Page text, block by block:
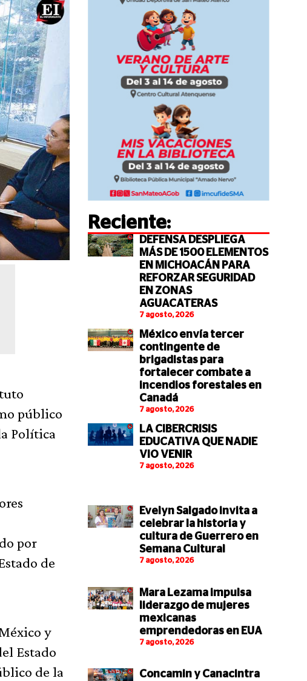
público
Política
por
de
y
Estado
de la
Reciente:
DEFENSA DESPLIEGA
MÁS DE 1500 ELEMENTOS
EN MICHOACÁN PARA
REFORZAR SEGURIDAD
EN ZONAS
AGUACATERAS
7 agosto, 2026
México envía tercer
contingente de
brigadistas para
fortalecer combate a
incendios forestales en
Canadá
7 agosto, 2026
LA CIBERCRISIS
EDUCATIVA QUE NADIE
VIO VENIR
7 agosto, 2026
Evelyn Salgado invita a
celebrar la historia y
cultura de Guerrero en
Semana Cultural
7 agosto, 2026
Mara Lezama impulsa
liderazgo de mujeres
mexicanas
emprendedoras en EUA
7 agosto, 2026
Concamin y Canacintra